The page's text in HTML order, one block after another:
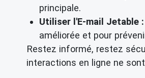
principale.
Utiliser l'E-mail Jetable :
améliorée et pour
Restez informé, restez
interactions en ligne ne